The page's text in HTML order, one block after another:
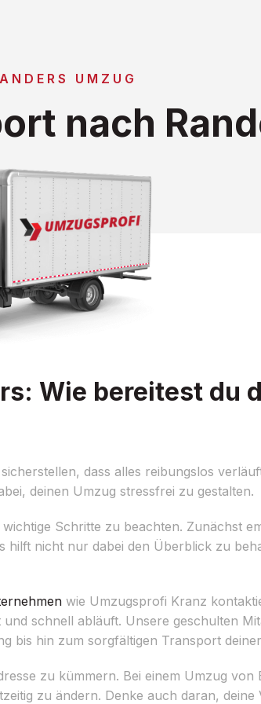
UMZUG
nach
Wie bereitest du
dass alles reibungslos
deinen Umzug stressfrei zu gestalten.
Schritte zu beachten. Zunächst
hilft nicht nur dabei den Überblick zu
wie Umzugsprofi Kranz
schnell abläuft. Unsere geschulten
bis hin zum sorgfältigen Transport
zu kümmern. Bei einem Umzug von
zu ändern. Denke auch daran, deine